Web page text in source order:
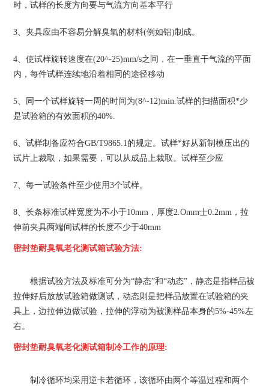
时，试样的长度方向要与气流方向基本平行
3、夹具应由不容易分解臭氧的材料(例如铝)制成。
4、使试样旋转速度在(20^-25)mm/s之间，在一垂直干气流的平面
内，每件试样连续地沿着相同的途径移动
5、同一个试样旋转一周的时间为(8^-12)min.试样的扫描面积*少
是试验箱的有效面积的40%.
6、试样制备应符合GB/T9865.1的规定。试样*好从新制模压出的
试片上裁取，如果需要，可以从成品上裁取。试样至少应
7、每一试验条件至少使用3个试样。
8、长条标准试样宽度为不小于10mm，厚度2.Omm士0.2mm，拉
伸前夹具两端间试样的长度不少于40mm
密封垫耐臭氧老化测试箱试验方法:
根据试验方法及标准可分为“静态”和“动态”，静态是指样品被
拉伸好后放放试验箱做测试，动态则是把样品放置在试验箱的夹
具上，边拉伸边做试验，拉伸的浮动为被测样品本身的5%-45%左
右。
密封垫耐臭氧老化测试箱制冷工作的原理:
制冷循环均采用逆卡若循环，该循环由两个等温过程和两个